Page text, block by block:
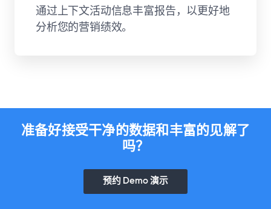
通过上下文活动信息丰富报告，以更好地
分析您的营销绩效。
准备好接受干净的数据和丰富的见解了
吗？
预约 Demo 演示